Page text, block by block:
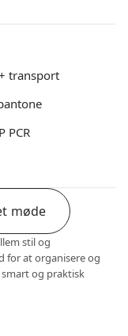
transport
PCR
møde
stil og
for at organisere og
og praktisk